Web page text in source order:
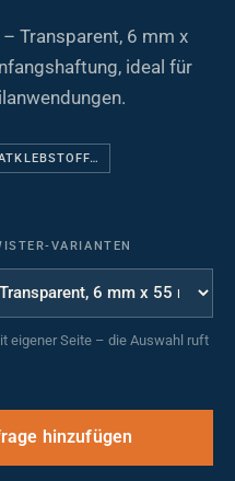
Transparent, 6 mm x
ideal für
VARIANTEN
eigener Seite – die Auswahl ruft